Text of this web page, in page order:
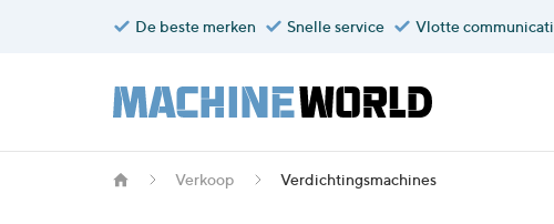
De beste merken Snelle service Vlotte
Verkoop Verdichtingsmachines